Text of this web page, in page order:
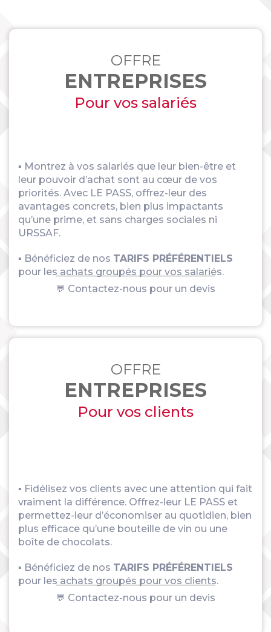
OFFRE
ENTREPRISES
Pour vos salariés
▪ Montrez à vos salariés que leur bien-être et
leur pouvoir d’achat sont au cœur de vos
priorités. Avec LE PASS, offrez-leur des
avantages concrets, bien plus impactants
qu’une prime, et sans charges sociales ni
URSSAF.
▪ Bénéficiez de nos TARIFS PRÉFÉRENTIELS
pour les achats groupés pour vos salariés.
💬 Contactez-nous pour un devis
OFFRE
ENTREPRISES
Pour vos clients
▪ Fidélisez vos clients avec une attention qui fait
vraiment la différence. Offrez-leur LE PASS et
permettez-leur d’économiser au quotidien, bien
plus efficace qu’une bouteille de vin ou une
boîte de chocolats.
▪ Bénéficiez de nos TARIFS PRÉFÉRENTIELS
pour les achats groupés pour vos clients.
💬 Contactez-nous pour un devis